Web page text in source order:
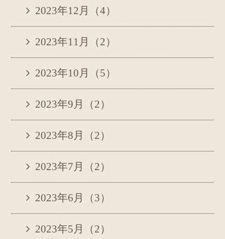
2023年12月（4）
2023年11月（2）
2023年10月（5）
2023年9月（2）
2023年8月（2）
2023年7月（2）
2023年6月（3）
2023年5月（2）